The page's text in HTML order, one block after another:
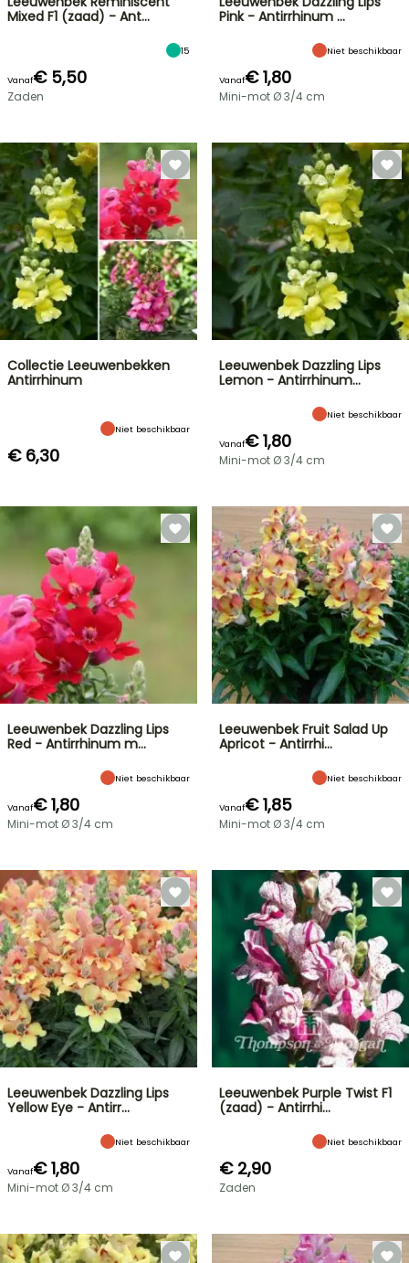
Mixed F1 (zaad) - Ant…
15
Vanaf€ 5,50
Zaden
Pink - Antirrhinum …
Niet beschikbaar
Vanaf€ 1,80
Mini-mot Ø 3/4 cm
Collectie Leeuwenbekken
Antirrhinum
Niet beschikbaar
€ 6,30
Leeuwenbek Dazzling Lips
Lemon - Antirrhinum…
Niet beschikbaar
Vanaf€ 1,80
Mini-mot Ø 3/4 cm
Leeuwenbek Dazzling Lips
Red - Antirrhinum m…
Niet beschikbaar
Vanaf€ 1,80
Mini-mot Ø 3/4 cm
Leeuwenbek Fruit Salad Up
Apricot - Antirrhi…
Niet beschikbaar
Vanaf€ 1,85
Mini-mot Ø 3/4 cm
Leeuwenbek Dazzling Lips
Yellow Eye - Antirr…
Niet beschikbaar
Vanaf€ 1,80
Mini-mot Ø 3/4 cm
Leeuwenbek Purple Twist F1
(zaad) - Antirrhi…
Niet beschikbaar
€ 2,90
Zaden